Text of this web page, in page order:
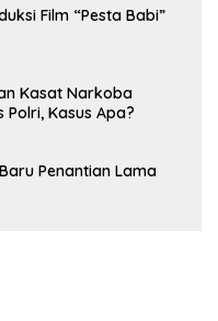
Film “Pesta Babi”
Kasat Narkoba
Kasus Apa?
Penantian Lama